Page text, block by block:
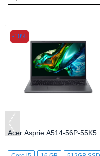
Acer Asprie A514-56P-55K5
-10%